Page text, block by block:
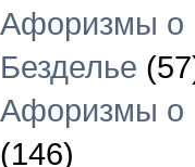
Афоризмы о
Безделье
Афоризмы о
(146)